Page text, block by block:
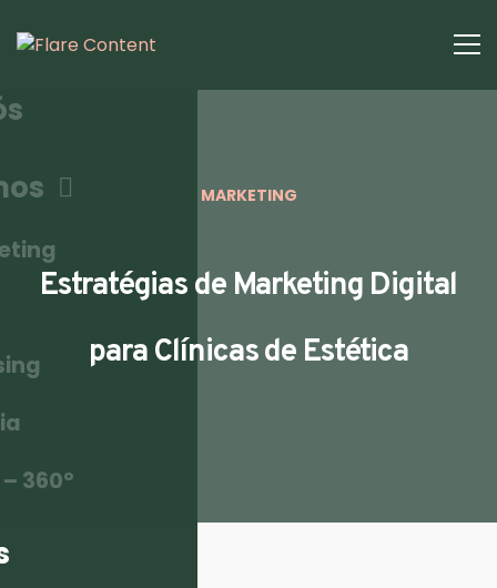
360º
MARKETING
Estratégias de Marketing Digital
para Clínicas de Estética